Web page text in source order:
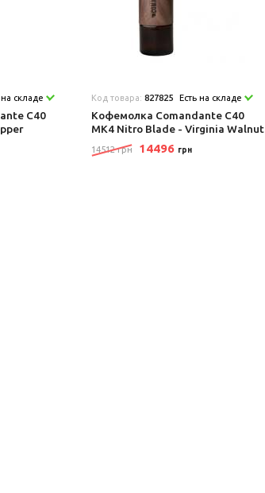
на складе
C40
Код товара: 827825 Есть на складе
Кофемолка Comandante C40
MK4 Nitro Blade - Virginia Walnut
14512 грн 14496 грн